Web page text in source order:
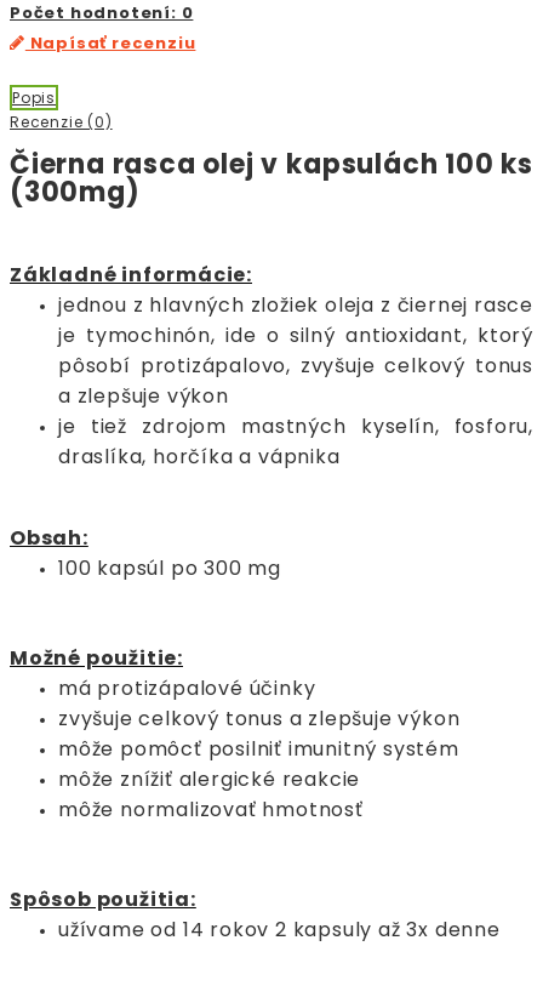
Počet hodnotení: 0
Napísať recenziu
Popis
Recenzie (0)
Čierna rasca olej v kapsulách 100 ks
(300mg)
Základné informácie:
jednou z hlavných zložiek oleja z čiernej rasce
je tymochinón, ide o silný antioxidant, ktorý
pôsobí protizápalovo, zvyšuje celkový tonus
a zlepšuje výkon
je tiež zdrojom mastných kyselín, fosforu,
draslíka, horčíka a vápnika
Obsah:
100 kapsúl po 300 mg
Možné použitie:
má protizápalové účinky
zvyšuje celkový tonus a zlepšuje výkon
môže pomôcť posilniť imunitný systém
môže znížiť alergické reakcie
môže normalizovať hmotnosť
Spôsob použitia:
užívame od 14 rokov 2 kapsuly až 3x denne